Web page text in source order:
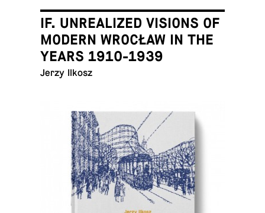
IF. UNREALIZED VISIONS OF
MODERN WROCŁAW IN THE
YEARS 1910-1939
Jerzy Ilkosz